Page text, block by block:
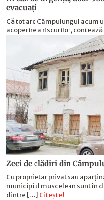
evacuați
Că tot are Câmpulungul acum
acoperire a riscurilor,
Zeci de clădiri din
Cu proprietar privat sau
municipiul muscelean sunt în
dintre […] Citește!